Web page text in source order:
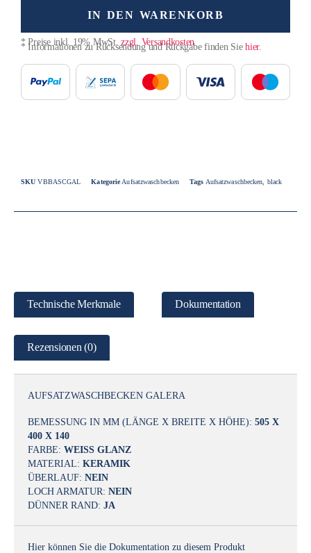
IN DEN WARENKORB
* Preise inkl. 19% MwSt.zzgl. Versandkosten
* Informationen zu Rücksendung und Rückgabe finden Siehier.
SKUVBBASCGAL Kategorie Aufsatzwaschbecken Tags Aufsatzwaschbecken black
Technische Merkmale Dokumentation
Rezensionen (0)
AUFSATZWASCHBECKEN GALERA
BEMESSUNG IN MM (LÄNGE X BREITE X HÖHE): 505 X
400 X 140
FARBE: WEISS GLANZ
MATERIAL: KERAMIK
ÜBERLAUF: NEIN
LOCH ARMATUR: NEIN
DÜNNER RAND: JA
Hier können Sie die Dokumentation zu diesem Produkt